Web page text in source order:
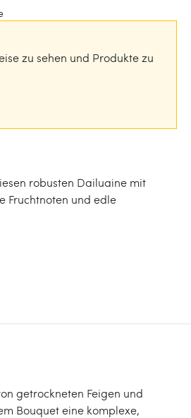
zu sehen und Produkte zu
robusten Dailuaine mit
Fruchtnoten und edle
getrockneten Feigen und
Bouquet eine komplexe,